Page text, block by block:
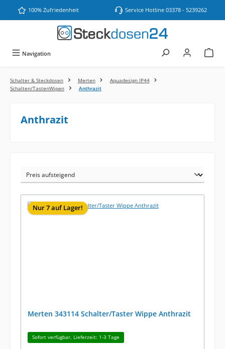
Zum Hauptinhalt springen
100% Zufriedenheit Service Hotline 03378 - 5239262
Navigation
Schalter & Steckdosen Merten
Aquadesign IP44
Schalten/TastenWipen
Anthrazit
Anthrazit
Nur 7 auf Lager!
Merten 343114 Schalter/Taster Wippe Anthrazit
Sofort verfügbar, Lieferzeit: 1-3 Tage